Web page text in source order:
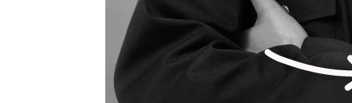
Déjà adhérent ?
Créer un compte